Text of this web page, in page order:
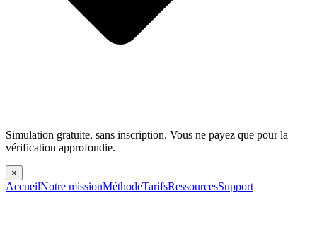
Simulation gratuite, sans inscription. Vous ne payez que pour la
vérification approfondie.
×
AccueilNotre missionMéthodeTarifsRessourcesSupport